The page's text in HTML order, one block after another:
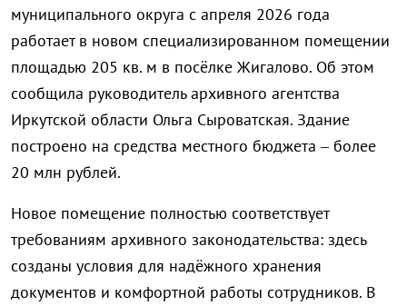
муниципального округа с апреля 2026 года
работает в новом специализированном помещении
площадью 205 кв. м в посёлке Жигалово. Об этом
сообщила руководитель архивного агентства
Иркутской области Ольга Сыроватская. Здание
построено на средства местного бюджета – более
20 млн рублей.
Новое помещение полностью соответствует
требованиям архивного законодательства: здесь
созданы условия для надёжного хранения
документов и комфортной работы сотрудников. В